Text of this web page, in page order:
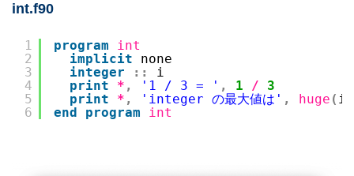
int.f90
1
2
3
4
5
6
program
int
implicit
none
integer
::
i
print
* , '1 / 3 = ' , 1 /
3
print
* , 'integer の最大値は' , huge ( i
end
program int